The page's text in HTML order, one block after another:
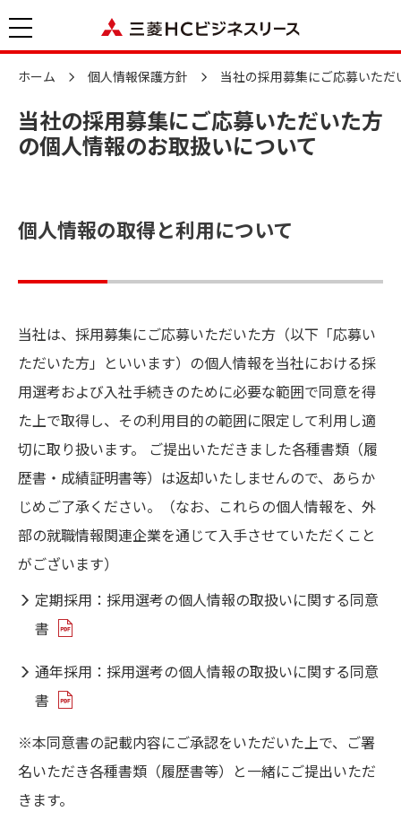
ホーム 個人情報保護方針 当社の採用募集にご応募いた
当社の採用募集にご応募いただいた方
の個人情報のお取扱いについて
個人情報の取得と利用について
当社は、採用募集にご応募いただいた方（以下「応募い
ただいた方」といいます）の個人情報を当社における採
用選考および入社手続きのために必要な範囲で同意を得
た上で取得し、その利用目的の範囲に限定して利用し適
切に取り扱います。 ご提出いただきました各種書類（履
歴書・成績証明書等）は返却いたしませんので、あらか
じめご了承ください。（なお、これらの個人情報を、外
部の就職情報関連企業を通じて入手させていただくこと
がございます）
定期採用：採用選考の個人情報の取扱いに関する同意
書
通年採用：採用選考の個人情報の取扱いに関する同意
書
※本同意書の記載内容にご承認をいただいた上で、ご署
名いただき各種書類（履歴書等）と一緒にご提出いただ
きます。